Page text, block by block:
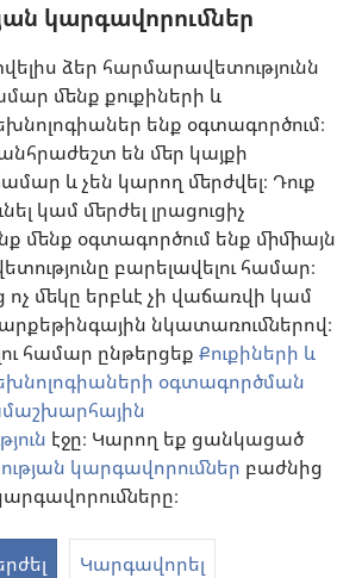
կարգավորումներ
ձեր հարմարավետությունն
մենք քուքիների և
ենք օգտագործում։
են մեր կայքի
և չեն կարող մերժվել։ Դուք
կամ մերժել լրացուցիչ
մենք օգտագործում ենք միմիայն
բարելավելու համար։
ոչ մեկը երբևէ չի վաճառվի կամ
նկատառումներով։
համար ընթերցեք Քուքիների և
օգտագործման
էջը։ Կարող եք ցանկացած
կարգավորումներ բաժնից
Կարգավորել
պատասխանատվություն է իրազեկ լինել
և օգնել նրանց որոշում կայացնելու՝ հաշվի
վիճակը, ցանկությունը, արժեքներն ու
ոչ բոլոր ստրատեգիաներն են ընդունելի և
համար։
վիճակի կամ բուժման վերաբերյալ
ձեզ բուժող բժշկից կամ համապատասխան
մասնագետից։ Դիմեք բժշկի, եթե կասկածում
ունեք։
է կայքից օգտվելու պայմաններով։
կարգավորումներ
Tower Bible and Tract Society of Pennsylvania.
ՊԱՅՄԱՆՆԵՐ |
| ԳԱՂՏՆԻՈՒԹՅԱՆ ԿԱՐԳԱՎՈՐՈՒՄՆԵՐ